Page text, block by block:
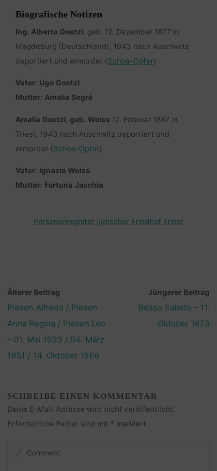
Biografische Notizen
Ing. Alberto Goetzl, geb. 12. Dezember 1877 in
Magdeburg (Deutschland), 1943 nach Auschwitz
deportiert und ermordet (Schoa-Opfer)
Vater: Ugo Goetzl
Mutter: Amalia Segré
Amalia Goetzl, geb. Weiss 12. Februar 1887 in
Triest, 1943 nach Auschwitz deportiert und
ermordet (Schoa-Opfer)
Vater: Ignazio Weiss
Mutter: Fortuna Jacchia
Personenregister jüdischer Friedhof Triest
Älterer Beitrag
Piesen Alfredo / Piesen
Anna Regina / Piesen Leo
– 01. Mai 1923 / 04. März
1951 / 14. Oktober 1966
Jüngerer Beitrag
Besso Sabato – 11.
Oktober 1873
SCHREIBE EINEN KOMMENTAR
Deine E-Mail-Adresse wird nicht veröffentlicht.
Erforderliche Felder sind mit * markiert